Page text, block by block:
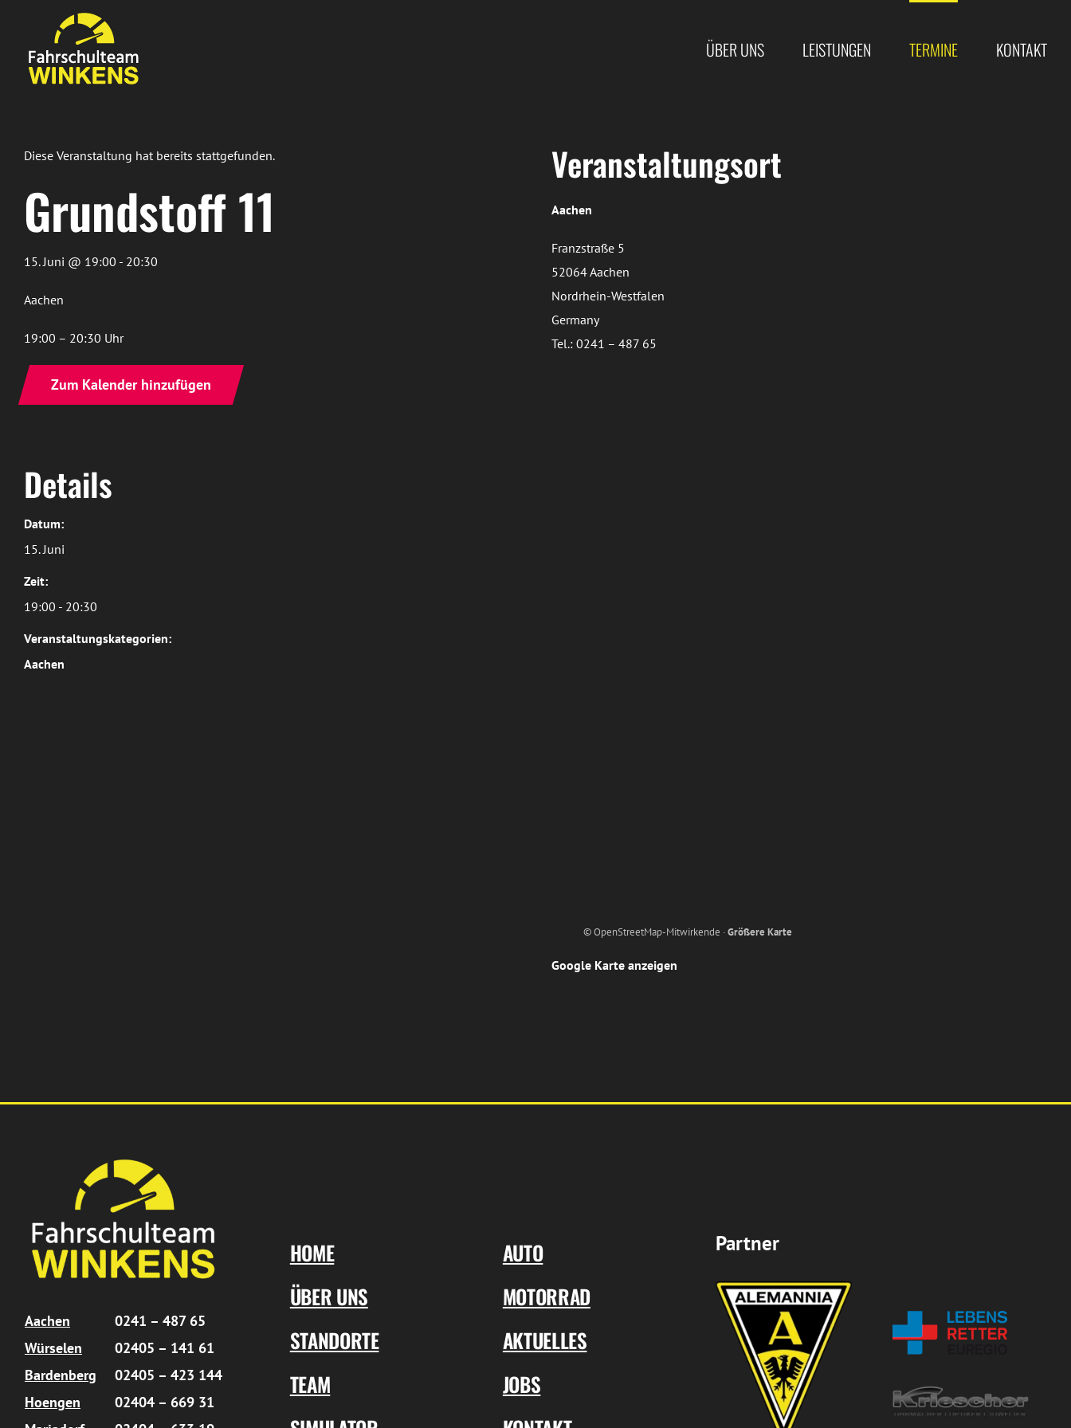
springen
ÜBER UNS LEISTUNGEN TERMINE KONTAKT
Diese Veranstaltung hat bereits stattgefunden.
Grundstoff 11
15. Juni @ 19:00 - 20:30
Aachen
19:00 – 20:30 Uhr
Zum Kalender hinzufügen
Details
Datum:
15. Juni
Zeit:
19:00 - 20:30
Veranstaltungskategorien:
Aachen
Veranstaltungsort
Aachen
Franzstraße 5
52064 Aachen
Nordrhein-Westfalen
Germany
Tel.: 0241 – 487 65
© OpenStreetMap-Mitwirkende ·Größere Karte
Google Karte anzeigen
Aachen
0241 – 487 65
Würselen
02405 – 141 61
Bardenberg
02405 – 423 144
Hoengen
02404 – 669 31
HOME
ÜBER UNS
STANDORTE
TEAM
AUTO
MOTORRAD
AKTUELLES
JOBS
Partner